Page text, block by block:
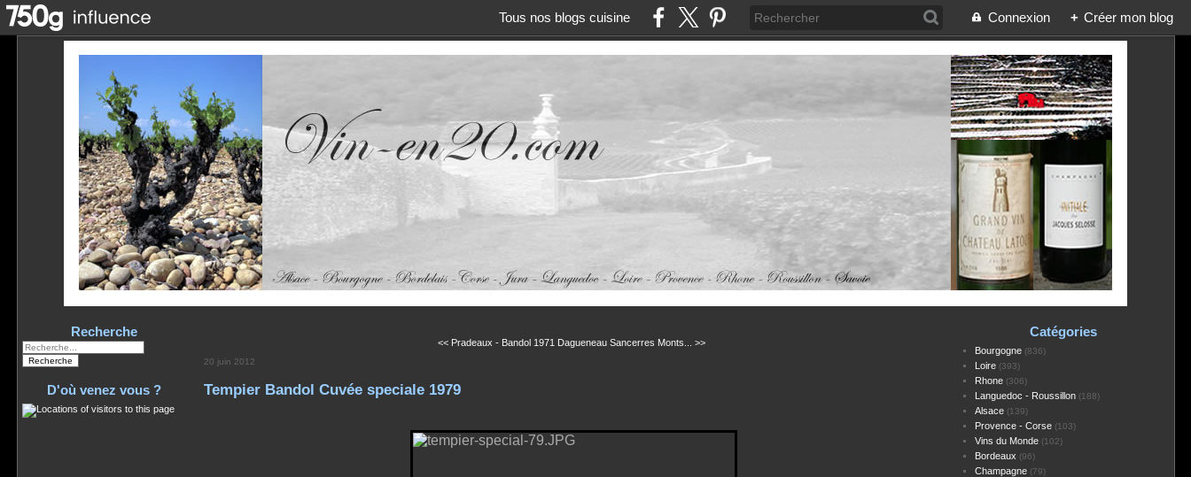
Tous nos blogs cuisine Connexion + Créer mon blog
Recherche
D'où venez vous ?
<< Pradeaux - Bandol 1971 Dagueneau Sancerres Monts... >>
20 juin 2012
Tempier Bandol Cuvée speciale 1979
Catégories
Bourgogne(836)
Loire(393)
Rhone(306)
Languedoc - Roussillon(188)
Alsace(139)
Provence - Corse(103)
Vins du Monde(102)
Bordeaux (96)
Champagne(79)